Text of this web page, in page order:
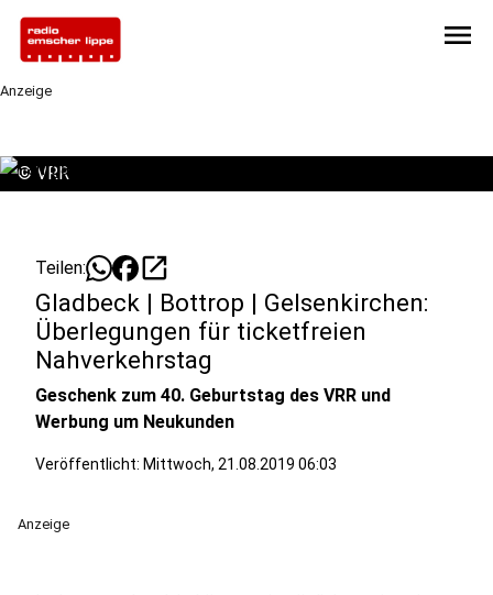
menu
Anzeige
© VRR
Teilen: open_in_new
Gladbeck | Bottrop | Gelsenkirchen:
Überlegungen für ticketfreien
Nahverkehrstag
Geschenk zum 40. Geburtstag des VRR und
Werbung um Neukunden
Veröffentlicht: Mittwoch, 21.08.2019 06:03
Anzeige